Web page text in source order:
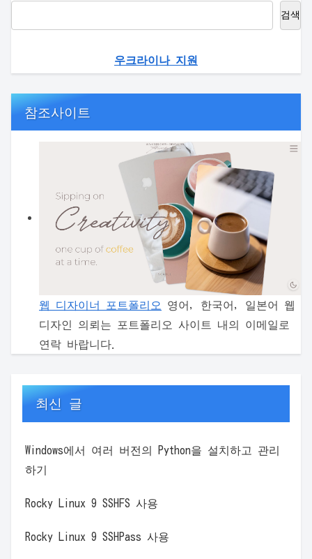
검색
우크라이나 지원
참조사이트
웹 디자이너 포트폴리오
영어, 한국어, 일본어 웹
디자인 의뢰는 포트폴리오 사이트 내의 이메일로
연락 바랍니다.
최신 글
Windows에서 여러 버전의 Python을 설치하고 관리
하기
Rocky Linux 9 SSHFS 사용
Rocky Linux 9 SSHPass 사용